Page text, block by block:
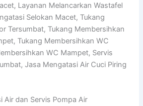
Layanan Melancarkan Wastafel
Selokan Macet, Tukang
Tersumbat, Tukang Membersihkan
Tukang Membersihkan WC
WC Mampet, Servis
Jasa Mengatasi Air Cuci Piring
Air dan Servis Pompa Air